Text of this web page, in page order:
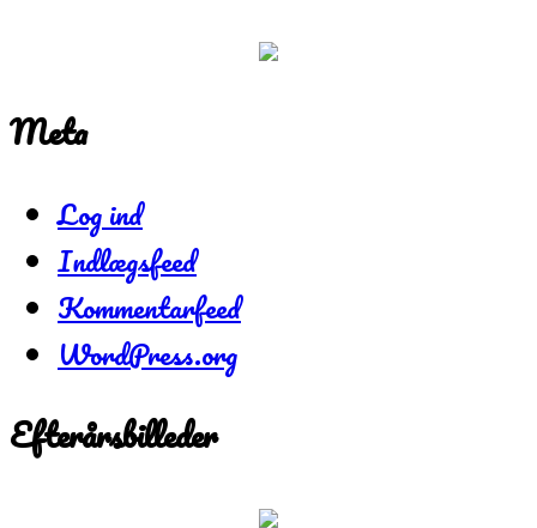
Meta
Log ind
Indlægsfeed
Kommentarfeed
WordPress.org
Efterårsbilleder